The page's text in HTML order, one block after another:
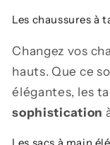
Les chaussures à
Changez vos
hauts. Que ce
élégantes, les
sophistication